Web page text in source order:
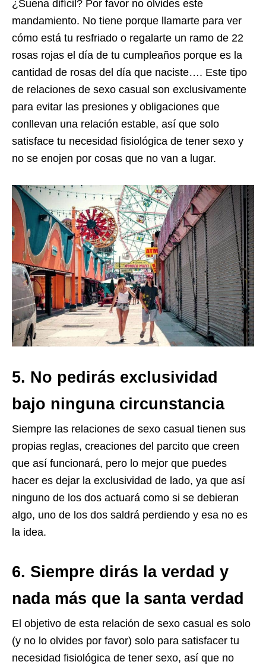
¿Suena difícil? Por favor no olvides este
mandamiento. No tiene porque llamarte para ver
cómo está tu resfriado o regalarte un ramo de 22
rosas rojas el día de tu cumpleaños porque es la
cantidad de rosas del día que naciste…. Este tipo
de relaciones de sexo casual son exclusivamente
para evitar las presiones y obligaciones que
conllevan una relación estable, así que solo
satisface tu necesidad fisiológica de tener sexo y
no se enojen por cosas que no van a lugar.
5. No pedirás exclusividad
bajo ninguna circunstancia
Siempre las relaciones de sexo casual tienen sus
propias reglas, creaciones del parcito que creen
que así funcionará, pero lo mejor que puedes
hacer es dejar la exclusividad de lado, ya que así
ninguno de los dos actuará como si se debieran
algo, uno de los dos saldrá perdiendo y esa no es
la idea.
6. Siempre dirás la verdad y
nada más que la santa verdad
El objetivo de esta relación de sexo casual es solo
(y no lo olvides por favor) solo para satisfacer tu
necesidad fisiológica de tener sexo, así que no